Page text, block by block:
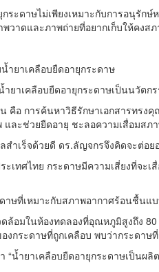
กระดาษไม่เพียงเหมาะกับการอนุรั
วาดและภาพถ่ายที่อยากเก็บให้คง
ำยาเคลือบยืดอายุกระดาษ
ำยาเคลือบยืดอายุกระดาษเป็นนวัต
คือ การค้นหาวิธีรักษาเอกสารทรง
และช่วยยืดอายุ ชะลอความเสื่อมสภ
สำเร็จด้วยดี ดร.ลัญจกรจึงคิดจะต่อย
ะเทศไทย กระดาษมีความเสี่ยงที่จะ
าษที่เหมาะกับสภาพอากาศร้อนชื้นแ
ดล้อมในห้องทดลองที่อุณหภูมิสูงถึง
งกระดาษที่ถูกเคลือบ พบว่ากระดาษ
“น้ำยาเคลือบยืดอายุกระดาษเป็น